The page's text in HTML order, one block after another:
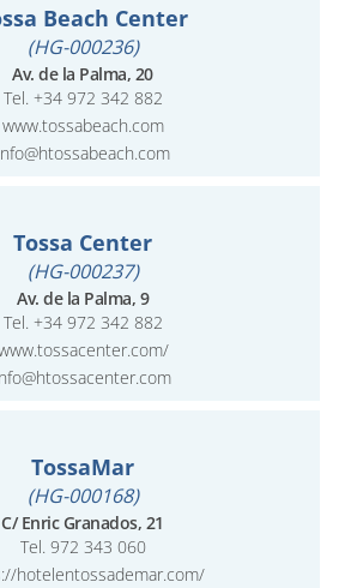
Beach Center
(HG-000236)
Av. de la Palma, 20
Tel. +34 972 342 882
www.tossabeach.com
Tossa Center
(HG-000237)
Av. de la Palma, 9
Tel. +34 972 342 882
TossaMar
(HG-000168)
C/ Enric Granados, 21
Tel. 972 343 060
hotelentossademar.com/